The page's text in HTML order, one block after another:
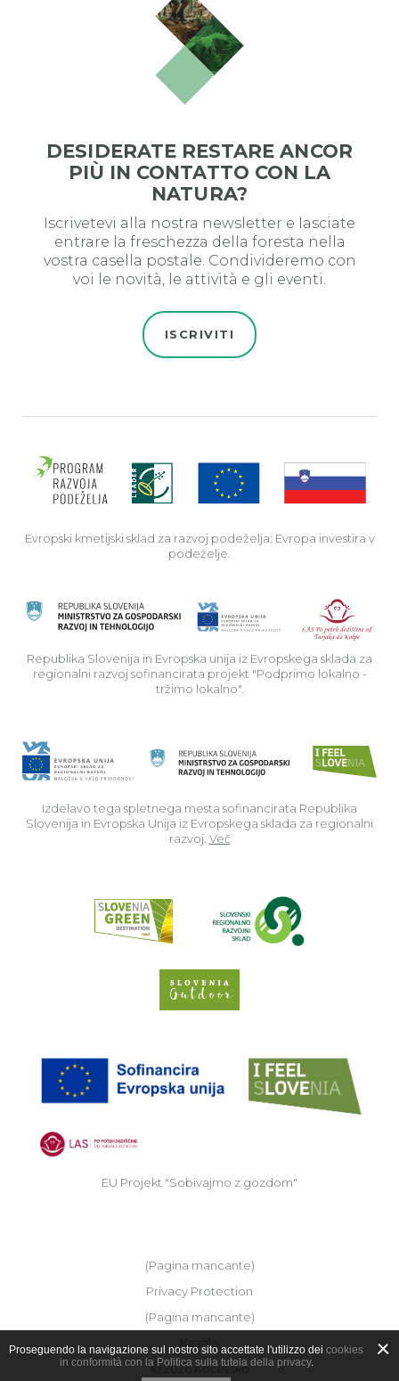
Proseguendo la navigazione sul nostro sito accettate l'utilizzo dei cookies
in conformità con la Politica sulla tutela della privacy.
DESIDERATE RESTARE ANCOR
PIÙ IN CONTATTO CON LA
NATURA?
Iscrivetevi alla nostra newsletter e lasciate
entrare la freschezza della foresta nella
vostra casella postale. Condivideremo con
voi le novità, le attività e gli eventi.
ISCRIVITI
Evropski kmetijski sklad za razvoj podeželja: Evropa investira v
podeželje.
Republika Slovenija in Evropska unija iz Evropskega sklada za
regionalni razvoj sofinancirata projekt "Podprimo lokalno -
tržimo lokalno".
Izdelavo tega spletnega mesta sofinancirata Republika
Slovenija in Evropska Unija iz Evropskega sklada za regionalni
razvoj. Več
EU Projekt "Sobivajmo z gozdom"
(Pagina mancante)
Privacy Protection
(Pagina mancante)
Kazalo
© 2026 Kočevsko